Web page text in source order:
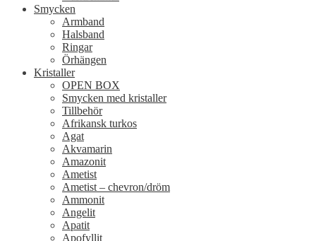
Smycken
Armband
Halsband
Ringar
Örhängen
Kristaller
OPEN BOX
Smycken med kristaller
Tillbehör
Afrikansk turkos
Agat
Akvamarin
Amazonit
Ametist
Ametist – chevron/dröm
Ammonit
Angelit
Apatit
Apofyllit